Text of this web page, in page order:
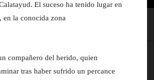
El suceso ha tenido lugar en
, en la conocida zona
compañero del herido, quien
tras haber sufrido un percance